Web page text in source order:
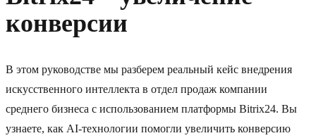
конверсии
В этом руководстве мы разберем реальный кейс внедрения
искусственного интеллекта в отдел продаж компании
среднего бизнеса с использованием платформы Bitrix24. Вы
узнаете, как AI-технологии помогли увеличить конверсию